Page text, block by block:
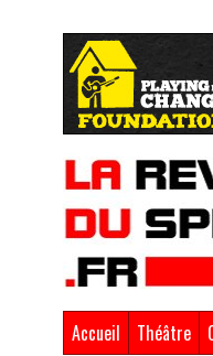
Accueil Théâtre